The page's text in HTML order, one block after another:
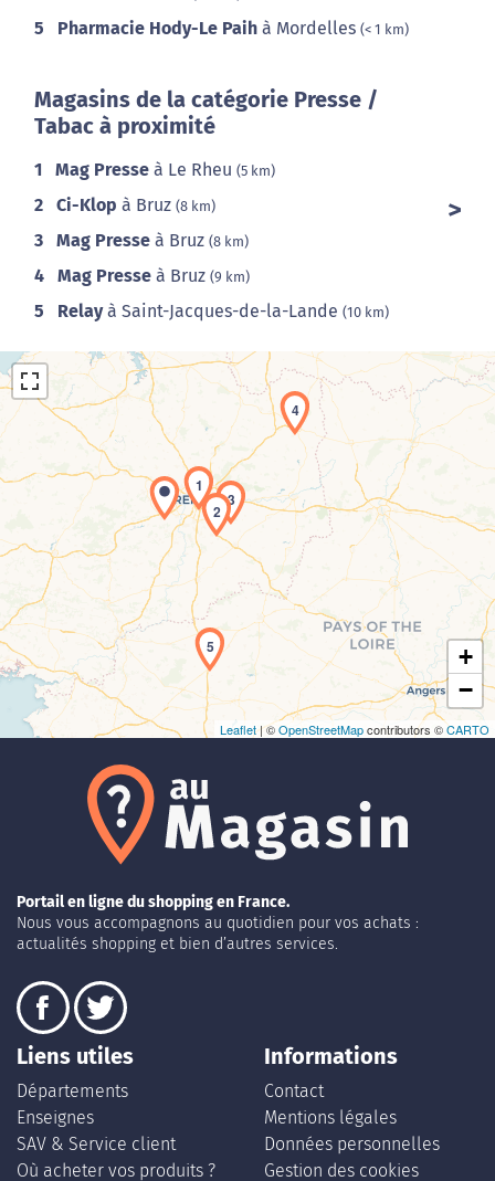
5 Pharmacie Hody-Le Paih à Mordelles (< 1 km)
Magasins de la catégorie Presse /
Tabac à proximité
1 Mag Presse à Le Rheu (5 km)
2 Ci-Klop à Bruz (8 km)
3 Mag Presse à Bruz (8 km)
4 Mag Presse à Bruz (9 km)
5 Relayà Saint-Jacques-de-la-Lande (10 km)
Chargement de la carte en cours...
1
2
3
4
5
+
−
Leaflet| ©OpenStreetMapcontributors ©CARTO
Portail en ligne du shopping en France.
Nous vous accompagnons au quotidien pour vos achats :
actualités shopping et bien d’autres services.
Liens utiles
Départements
Enseignes
SAV & Service client
Où acheter vos produits ?
Informations
Contact
Mentions légales
Données personnelles
Gestion des cookies